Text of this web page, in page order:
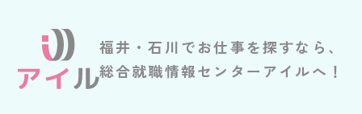
福井・石川でお仕事を探すなら、
総合就職情報センターアイルへ！